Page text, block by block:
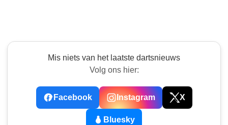
Mis niets van het laatste dartsnieuws
Volg ons hier:
Facebook Instagram X
Bluesky